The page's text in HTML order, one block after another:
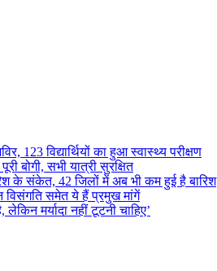
123 विद्यार्थियों का हुआ स्वास्थ्य परीक्षण
सभी यात्री सुरक्षित
के संकेत, 42 जिलों में अब भी कम हुई है बारिश
विसंगति समेत ये हैं प्रमुख मांगें
मर्यादा नहीं टूटनी चाहिए’